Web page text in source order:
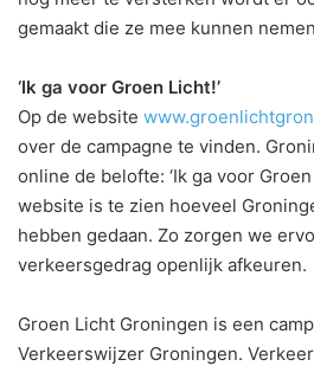
gemaakt die ze mee kunnen
‘Ik ga voor Groen Licht!’
Op de website
over de campagne te vinden.
online de belofte: ‘Ik ga voor
website is te zien hoeveel
hebben gedaan. Zo zorgen we
verkeersgedrag openlijk afkeuren.
Groen Licht Groningen is een
Verkeerswijzer Groningen.